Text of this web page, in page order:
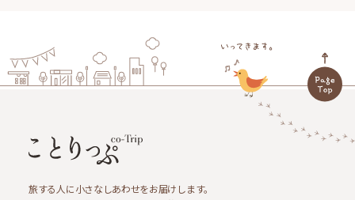
旅する人に小さなしあわせをお届けします。